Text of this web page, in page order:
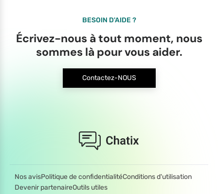
BESOIN D'AIDE ?
Écrivez-nous à tout moment, nous
sommes là pour vous aider.
Contactez-NOUS
Nos avisPolitique de confidentialitéConditions d'utilisation
Devenir partenaireOutils utiles